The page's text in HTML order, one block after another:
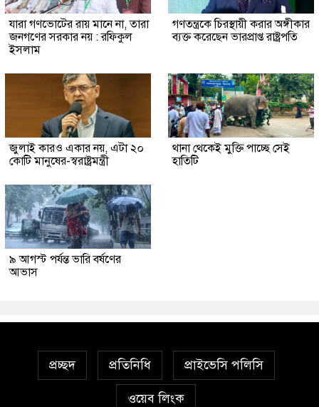
যারা গণভোটের রায় মানে না, তারা
জনগণের সরকার নয় : রফিকুল
ইসলাম
গণতন্ত্রকে চিরস্থায়ী করার অঙ্গীকার
ব্যক্ত করেছেন ভারপ্রাপ্ত রাষ্ট্রপতি
জুলাই কারও একার নয়, এটা ২০
কোটি মানুষের-স্বরাষ্ট্রমন্ত্রী
থানা থেকেই মুক্তি পাচ্ছে সেই
হাতিটি
৯ আগস্ট পর্যন্ত ভারি বর্ষণের
আভাস
প্রচ্ছদ প্রতিনিধি প্রাইভেসি পলিসি
ওয়েব লিংক